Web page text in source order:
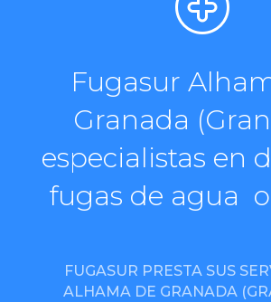
Fugasur
Granada
especialistas en
fugas de agua
FUGASUR PRESTA SUS
ALHAMA DE GRANADA